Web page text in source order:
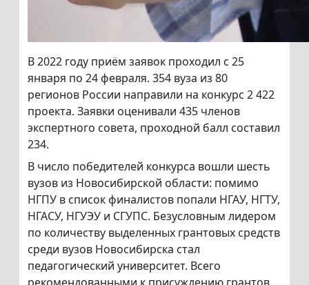
В 2022 году приём заявок проходил с 25
января по 24 февраля. 354 вуза из 80
регионов России направили на конкурс 2 422
проекта. Заявки оценивали 435 членов
экспертного совета, проходной балл составил
234.
В число победителей конкурса вошли шесть
вузов из Новосибирской области: помимо
НГПУ в список финалистов попали НГАУ, НГТУ,
НГАСУ, НГУЭУ и СГУПС. Безусловным лидером
по количеству выделенных грантовых средств
среди вузов Новосибирска стал
педагогический университет. Всего